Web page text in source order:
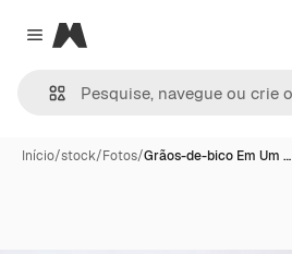
Close menu
Magnific
Início/stock/Fotos/Grãos-de-bico Em Um …